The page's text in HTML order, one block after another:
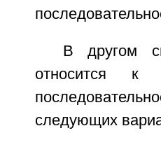
В другом
относится к
следующих